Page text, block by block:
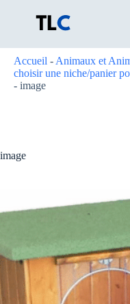
Accueil - Animaux et
choisir une niche/panier
- image
image